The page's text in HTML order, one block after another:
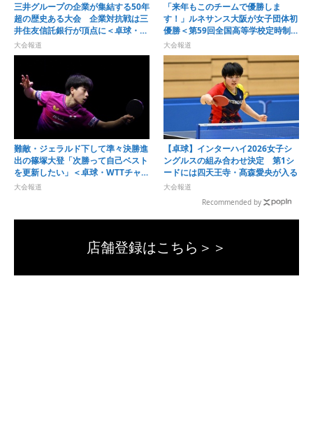
三井グループの企業が集結する50年
超の歴史ある大会 企業対抗戦は三
井住友信託銀行が頂点に＜卓球・オ
ール三井2026＞
大会報道
「来年もこのチームで優勝しま
す！」ルネサンス大阪が女子団体初
優勝＜第59回全国高等学校定時制通
信制卓球大会＞
大会報道
難敵・ジェラルド下して準々決勝進
出の篠塚大登「次勝って自己ベスト
を更新したい」＜卓球・WTTチャン
ピオンズ横浜2026＞
大会報道
【卓球】インターハイ2026女子シ
ングルスの組み合わせ決定 第1シ
ードには四天王寺・髙森愛央が入る
大会報道
Recommended by
店舗登録はこちら＞＞